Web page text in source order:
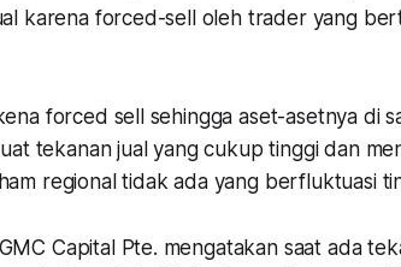
karena forced-sell oleh trader yang
forced sell sehingga aset-asetnya di
tekanan jual yang cukup tinggi dan
regional tidak ada yang berfluktuasi
Capital Pte. mengatakan saat ada